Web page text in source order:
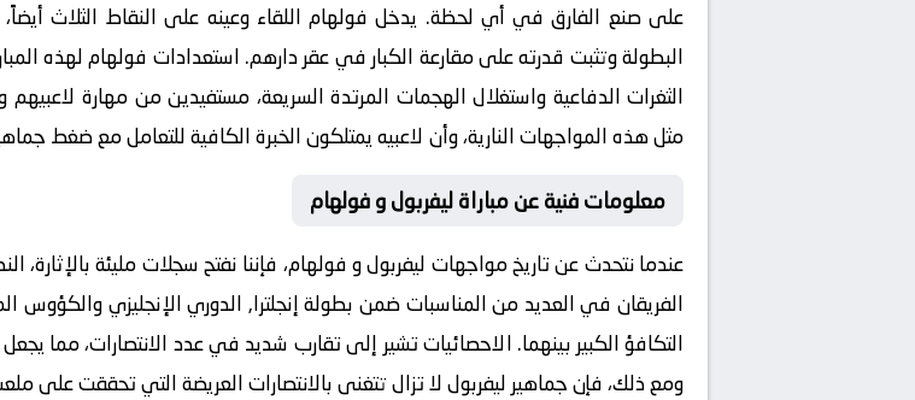
على صنع الفارق في أي لحظة. يدخل فولهام اللقاء وعينه على النقاط الثلاث
البطولة وتثبت قدرته على مقارعة الكبار في عقر دارهم. استعدادات فولهام لهذه
الثغرات الدفاعية واستغلال الهجمات المرتدة السريعة، مستفيدين من مهارة
مثل هذه المواجهات النارية، وأن لاعبيه يمتلكون الخبرة الكافية للتعامل مع ضغط
معلومات فنية عن مباراة ليفربول و فولهام
عندما نتحدث عنتاريخ مواجهات ليفربول و فولهام، فإننا نفتح سجلات مليئة بالإثارة،
الفريقان في العديد من المناسبات ضمن بطولة إنجلترا, الدوري الإنجليزي والكؤوس
التكافؤ الكبير بينهما. الاحصائيات تشير إلى تقارب شديد في عدد الانتصارات، مما
ومع ذلك، فإن جماهير ليفربول لا تزال تتغنى بالانتصارات العريضة التي تحققت على